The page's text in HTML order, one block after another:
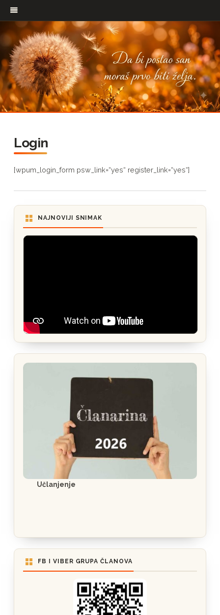
Login
[wpum_login_form psw_link=“yes“ register_link=“yes“]
NAJNOVIJI SNIMAK
Učlanjenje
FB I VIBER GRUPA ČLANOVA